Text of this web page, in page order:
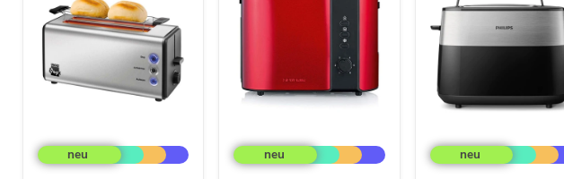
Onyx
Duplex
AT
2217
HD2516/90
Toaster